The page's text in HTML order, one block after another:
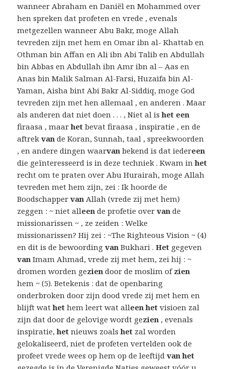
wanneer Abraham en Daniël en Mohammed over
hen spreken dat profeten en vrede , evenals
metgezellen wanneer Abu Bakr, moge Allah
tevreden zijn met hem en Omar ibn al- Khattab en
Othman bin Affan en Ali ibn Abi Talib en Abdullah
bin Abbas en Abdullah ibn Amr ibn al – Aas en
Anas bin Malik Salman Al-Farsi, Huzaifa bin Al-
Yaman, Aisha bint Abi Bakr Al-Siddiq, moge God
tevreden zijn met hen allemaal , en anderen . Maar
als anderen dat niet doen . . . , Niet al ishet een
firaasa , maarhet bevat firaasa , inspiratie , en de
aftrekvan de Koran, Sunnah, taal , spreekwoorden
, en andere dingen waarvan bekend is dat iedereen
die geïnteresseerd is in deze techniek . Kwam inhet
recht om te praten over Abu Hurairah, moge Allah
tevreden met hem zijn, zei : Ik hoorde de
Boodschappervan Allah (vrede zij met hem)
zeggen : ~ niet alleen de profetie overvan de
missionarissen ~ , ze zeiden : Welke
missionarissen? Hij zei : ~The Righteous Vision ~ (4)
en dit is de bewoordingvan Bukhari .Het gegeven
van Imam Ahmad, vrede zij met hem, zei hij : ~
dromen worden gezien door de moslim ofzien
hem ~ (5). Betekenis : dat de openbaring
onderbroken door zijn dood vrede zij met hem en
blijft wathet hem leert wat alleen het visioen zal
zijn dat door de gelovige wordt gezien , evenals
inspiratie,het nieuws zoalshet zal worden
gelokaliseerd, niet de profeten vertelden ook de
profeet vrede wees op hem op de leeftijdvan het